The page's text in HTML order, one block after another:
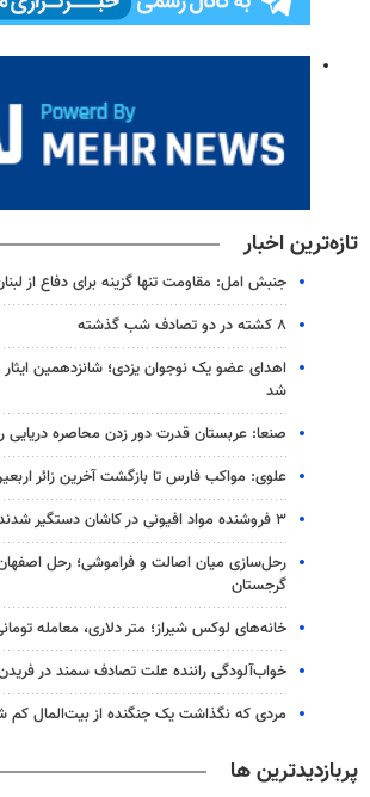
تازه‌ترین اخبار
جنبش امل: مقاومت تنها گزینه برای دفاع از
۸ کشته در دو تصادف شب گذشته
اهدای عضو یک نوجوان یزدی؛ شانزدهمین
شد
صنعا: عربستان قدرت دور زدن محاصره دریایی
علوی: مواکب فارس تا بازگشت آخرین زائر
۳ فروشنده مواد افیونی در کاشان دستگیر شدند
رحل‌سازی میان اصالت و فراموشی؛ رحل
گرجستان
خانه‌های لوکس شیراز؛ متر دلاری، معامله
خواب‌آلودگی راننده علت تصادف سمند در فریدن با ۴ فوتی
مردی که نگذاشت یک جنگنده از بیت‌المال کم
پربازدیدترین ها